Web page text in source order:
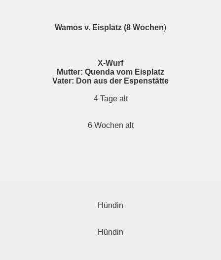
Wamos v. Eisplatz (8 Wochen)
X-Wurf
Mutter: Quenda vom Eisplatz
Vater: Don aus der Espenstätte
4 Tage alt
6 Wochen alt
Hündin
Hündin